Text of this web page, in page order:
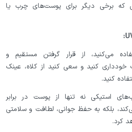
برخی دیگر برای پوست‌های چرب یا
می‌کنید، از قرار گرفتن مستقیم و
کنید و سعی کنید از کلاه، عینک
کنید.
استیکی نه تنها از پوست در برابر
بلکه به حفظ جوانی، لطافت و سلامتی
کرد.